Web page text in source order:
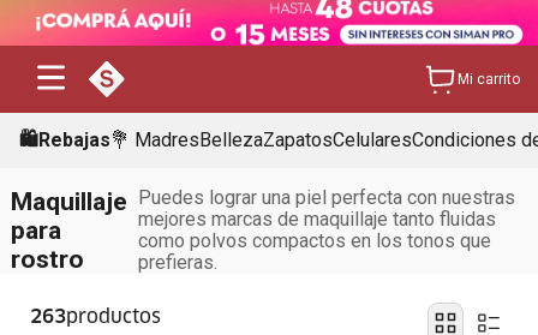
Mi carrito
🛍️Rebajas💐 MadresBellezaZapatosCelularesCondiciones
Maquillaje
para
rostro
Puedes lograr una piel perfecta con nuestras
mejores marcas de maquillaje tanto fluidas
como polvos compactos en los tonos que
prefieras.
263